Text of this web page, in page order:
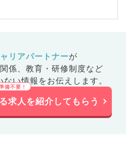
リアパートナーが
係、 教育・研修制度など
い情報をお伝えします。
求人を紹介してもらう